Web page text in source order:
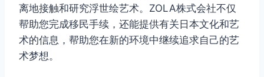
离地接触和研究浮世绘艺术。ZOLA株式会社不仅
帮助您完成移民手续，还能提供有关日本文化和艺
术的信息，帮助您在新的环境中继续追求自己的艺
术梦想。